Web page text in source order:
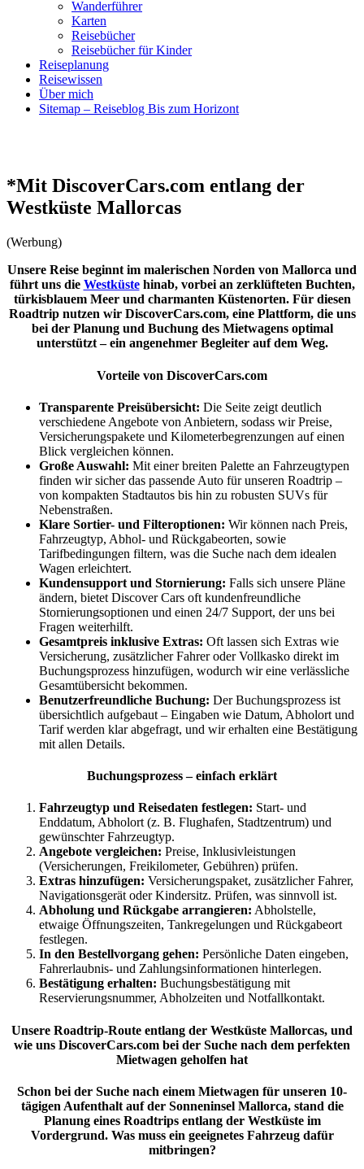
Wanderführer
Karten
Reisebücher
Reisebücher für Kinder
Reiseplanung
Reisewissen
Über mich
Sitemap – Reiseblog Bis zum Horizont
*Mit DiscoverCars.com entlang der
Westküste Mallorcas
(Werbung)
Unsere Reise beginnt im malerischen Norden von Mallorca und
führt uns die Westküstehinab, vorbei an zerklüfteten Buchten,
türkisblauem Meer und charmanten Küstenorten. Für diesen
Roadtrip nutzen wir DiscoverCars.com, eine Plattform, die uns
bei der Planung und Buchung des Mietwagens optimal
unterstützt – ein angenehmer Begleiter auf dem Weg.
Vorteile von DiscoverCars.com
Transparente Preisübersicht: Die Seite zeigt deutlich
verschiedene Angebote von Anbietern, sodass wir Preise,
Versicherungspakete und Kilometerbegrenzungen auf einen
Blick vergleichen können.
Große Auswahl: Mit einer breiten Palette an Fahrzeugtypen
finden wir sicher das passende Auto für unseren Roadtrip –
von kompakten Stadtautos bis hin zu robusten SUVs für
Nebenstraßen.
Klare Sortier- und Filteroptionen: Wir können nach Preis,
Fahrzeugtyp, Abhol- und Rückgabeorten, sowie
Tarifbedingungen filtern, was die Suche nach dem idealen
Wagen erleichtert.
Kundensupport und Stornierung: Falls sich unsere Pläne
ändern, bietet Discover Cars oft kundenfreundliche
Stornierungsoptionen und einen 24/7 Support, der uns bei
Fragen weiterhilft.
Gesamtpreis inklusive Extras: Oft lassen sich Extras wie
Versicherung, zusätzlicher Fahrer oder Vollkasko direkt im
Buchungsprozess hinzufügen, wodurch wir eine verlässliche
Gesamtübersicht bekommen.
Benutzerfreundliche Buchung: Der Buchungsprozess ist
übersichtlich aufgebaut – Eingaben wie Datum, Abholort und
Tarif werden klar abgefragt, und wir erhalten eine Bestätigung
mit allen Details.
Buchungsprozess – einfach erklärt
Fahrzeugtyp und Reisedaten festlegen: Start- und
Enddatum, Abholort (z. B. Flughafen, Stadtzentrum) und
gewünschter Fahrzeugtyp.
Angebote vergleichen: Preise, Inklusivleistungen
(Versicherungen, Freikilometer, Gebühren) prüfen.
Extras hinzufügen: Versicherungspaket, zusätzlicher Fahrer,
Navigationsgerät oder Kindersitz. Prüfen, was sinnvoll ist.
Abholung und Rückgabe arrangieren: Abholstelle,
etwaige Öffnungszeiten, Tankregelungen und Rückgabeort
festlegen.
In den Bestellvorgang gehen: Persönliche Daten eingeben,
Fahrerlaubnis- und Zahlungsinformationen hinterlegen.
Bestätigung erhalten: Buchungsbestätigung mit
Reservierungsnummer, Abholzeiten und Notfallkontakt.
Unsere Roadtrip-Route entlang der Westküste Mallorcas, und
wie uns DiscoverCars.com bei der Suche nach dem perfekten
Mietwagen geholfen hat
Schon bei der Suche nach einem Mietwagen für unseren 10-
tägigen Aufenthalt auf der Sonneninsel Mallorca, stand die
Planung eines Roadtrips entlang der Westküste im
Vordergrund. Was muss ein geeignetes Fahrzeug dafür
mitbringen?